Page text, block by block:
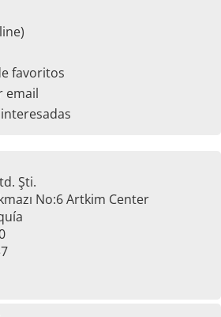
favoritos
email
Şti.
No:6 Artkim Center